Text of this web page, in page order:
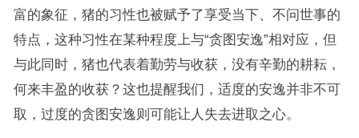
富的象征，猪的习性也被赋予了享受当下、不问世事的
特点，这种习性在某种程度上与“贪图安逸”相对应，但
与此同时，猪也代表着勤劳与收获，没有辛勤的耕耘，
何来丰盈的收获？这也提醒我们，适度的安逸并非不可
取，过度的贪图安逸则可能让人失去进取之心。